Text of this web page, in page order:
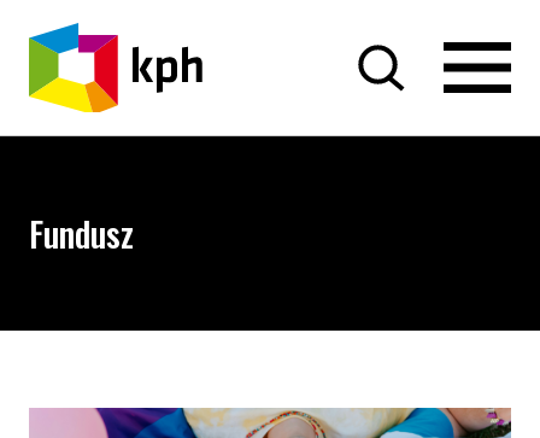
PRZEJDŹ DO TREŚCI
Fundusz